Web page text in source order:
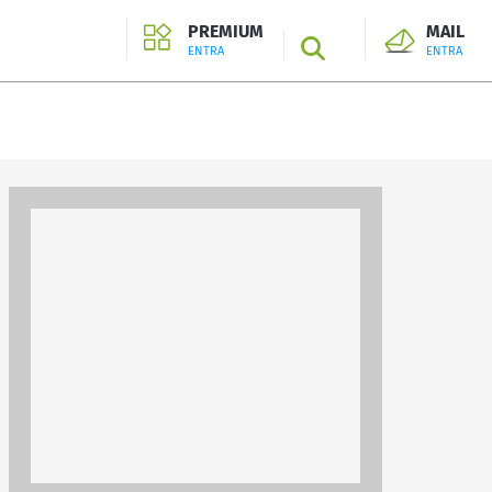
PREMIUM
ENTRA SEARCH
MAIL
ENTRA